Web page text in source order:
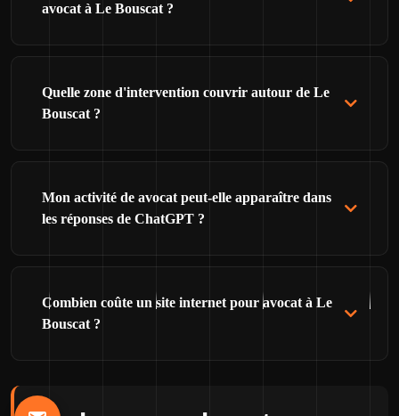
avocat à Le Bouscat ?
Quelle zone d'intervention couvrir autour de Le
Bouscat ?
Mon activité de avocat peut-elle apparaître dans
les réponses de ChatGPT ?
Combien coûte un site internet pour avocat à Le
Bouscat ?